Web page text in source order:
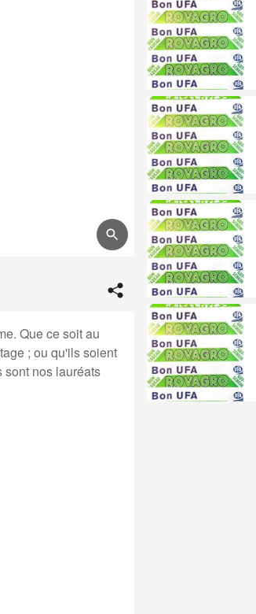
Que ce soit au
; ou qu'ils soient
sont nos lauréats